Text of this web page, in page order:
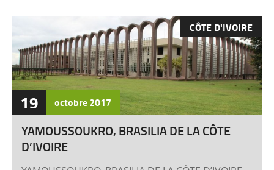
CÔTE D'IVOIRE
19 octobre2017
YAMOUSSOUKRO, BRASILIA DE LA CÔTE
D’IVOIRE